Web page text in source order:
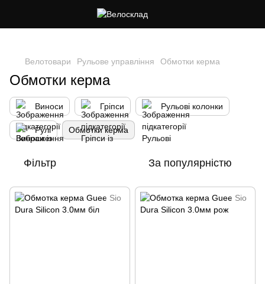
Велотовари Рульове управління Обмотки керма
Обмотки керма
Виноси Гріпси Рульові колонки
Рулі Обмотки керма
Фільтр За популярністю